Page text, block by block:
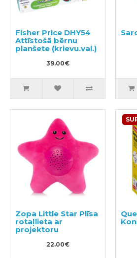
Fisher Price DHY54
Attīstošā bērnu
planšete (krievu.val.)
39.00€
Zopa Little Star Plīsa
rotaļlieta ar
projektoru
22.00€